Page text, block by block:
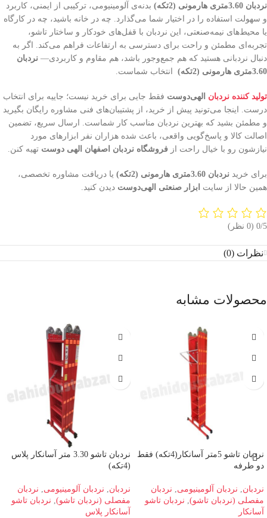
نردبان 3.60متری هارمونی (2تکه)
بدنه‌ی آلومینیومی، ترکیبی از ایمنی، کاربرد
و سهولت استفاده را در اختیار شما می‌گذارد. چه در خانه باشید، چه در کارگاه
یا محیط‌های نیمه‌صنعتی، این نردبان با قفل‌های خودکار و ساختار تاشو،
تجربه‌ای مطمئن و راحت برای دسترسی به ارتفاعات فراهم می‌کند. اگر به
دنبال نردبانی هستید که هم جمع‌وجور باشد، هم مقاوم و کاربردی— نردبان
3.60متری هارمونی (2تکه)
انتخاب شماست.
تولید کننده نردبان الهی‌دوست فقط جایی برای خرید نیست؛ جاییه برای انتخاب
درست. اینجا می‌تونید پیش از خرید، از پشتیبان‌های فنی مشاوره رایگان بگیرید
و مطمئن بشید که بهترین نردبان مناسب کار شماست. ارسال سریع، تضمین
اصالت کالا و پاسخ‌گویی واقعی، باعث شده هزاران نفر ابزارهای مورد
نیازشون رو با خیال راحت از فروشگاه نردبان اصفهان الهی دوست تهیه کنن.
برای خرید نردبان 3.60متری هارمونی (2تکه)
یا دریافت مشاوره تخصصی،
همین حالا از سایت ابزار صنعتی الهی‌دوست دیدن کنید.
‫0/5 ‫(0 نظر)
نظرات (0)
محصولات مشابه
نردبان تاشو 5متر آسانکار(4تکه) فقط
دو طرفه
نردبان, نردبان آلومینیومی, نردبان
مفصلی (نردبان تاشو), نردبان تاشو
آسانکار
نردبان تاشو 3.30 متر آسانکار پلاس
(4تکه)
نردبان, نردبان آلومینیومی, نردبان
مفصلی (نردبان تاشو), نردبان تاشو
آسانکار پلاس